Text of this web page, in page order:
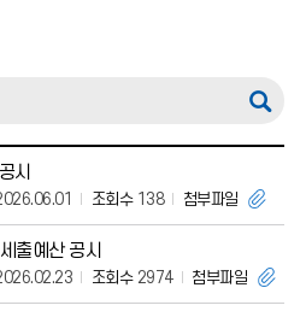
시
조회수138 첨부파일
출예산 공시
조회수2974 첨부파일